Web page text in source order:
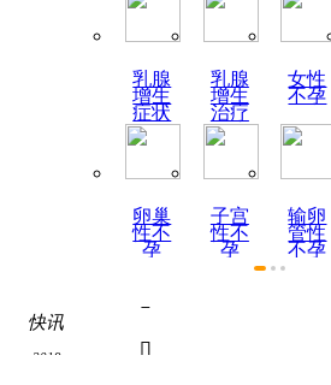
乳腺
增生
症状
乳腺
增生
治疗
女性
不孕
卵巢
性不
孕
子宫
性不
孕
输卵
管性
不孕
快讯
2019
热烈祝贺陕西天伦不孕不
